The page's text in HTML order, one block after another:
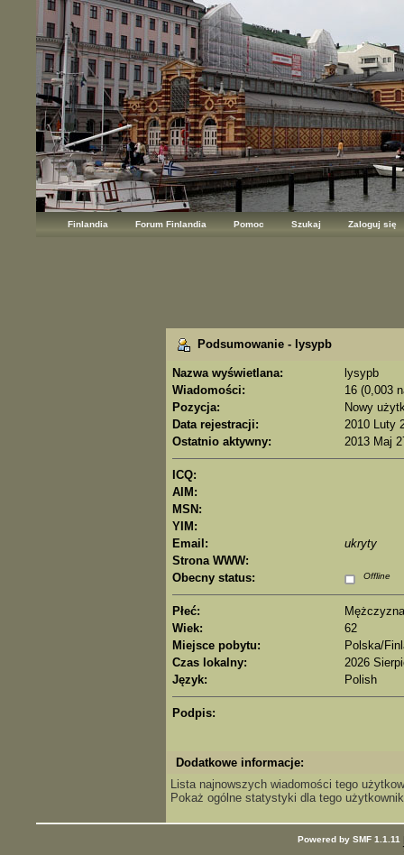
Finlandia Forum Finlandia Pomoc Szukaj Zaloguj się
Podsumowanie - lysypb
Nazwa wyświetlana:
lysypb
Wiadomości:
16 (0,003
Pozycja:
Nowy
Data rejestracji:
2010 Luty
Ostatnio aktywny:
2013 Maj
ICQ:
AIM:
MSN:
YIM:
Email:
ukryty
Strona WWW:
Obecny status:
Offline
Płeć:
Mężczyzna
Wiek:
62
Miejsce pobytu:
Polska/
Czas lokalny:
2026
Język:
Polish
Podpis:
Dodatkowe informacje:
Lista najnowszych wiadomości tego
Pokaż ogólne statystyki dla tego
Powered by SMF 1.1.11